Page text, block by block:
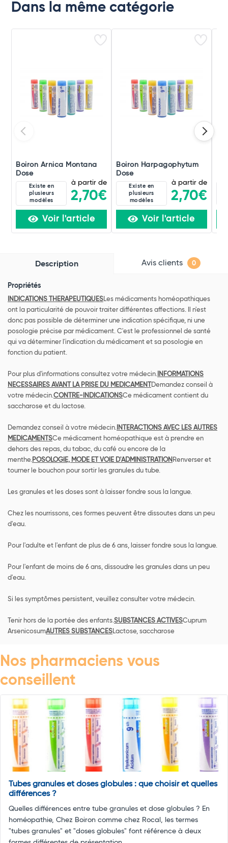
Dans la même catégorie
Boiron Arnica Montana
Dose
Existe en
plusieurs
modèles
à partir de
2,70€
Voir l'article
Boiron Harpagophytum
Dose
Existe en
plusieurs
modèles
à partir de
2,70€
Voir l'article
Description Avis clients 0
Propriétés
INDICATIONS THERAPEUTIQUESLes médicaments homéopathiques
ont la particularité de pouvoir traiter différentes affections. Il n'est
donc pas possible de déterminer une indication spécifique, ni une
posologie précise par médicament. C'est le professionnel de santé
qui va déterminer l'indication du médicament et sa posologie en
fonction du patient.
Pour plus d'informations consultez votre médecin. INFORMATIONS
NECESSAIRES AVANT LA PRISE DU MEDICAMENTDemandez conseil à
votre médecin.CONTRE-INDICATIONSCe médicament contient du
saccharose et du lactose.
Demandez conseil à votre médecin. INTERACTIONS AVEC LES AUTRES
MEDICAMENTSCe médicament homéopathique est à prendre en
dehors des repas, du tabac, du café ou encore de la
menthe.POSOLOGIE, MODE ET VOIE D'ADMINISTRATION Renverser et
tourner le bouchon pour sortir les granules du tube.
Les granules et les doses sont à laisser fondre sous la langue.
Chez les nourrissons, ces formes peuvent être dissoutes dans un peu
d'eau.
Pour l'adulte et l'enfant de plus de 6 ans, laisser fondre sous la langue.
Pour l'enfant de moins de 6 ans, dissoudre les granules dans un peu
d'eau.
Si les symptômes persistent, veuillez consulter votre médecin.
Tenir hors de la portée des enfants.SUBSTANCES ACTIVESCuprum
ArsenicosumAUTRES SUBSTANCESLactose, saccharose
Nos pharmaciens vous
conseillent
Tubes granules et doses globules : que choisir et quelles
différences ?
Quelles différences entre tube granules et dose globules ? En
homéopathie, Chez Boiron comme chez Rocal, les termes
"tubes granules" et "doses globules" font référence à deux